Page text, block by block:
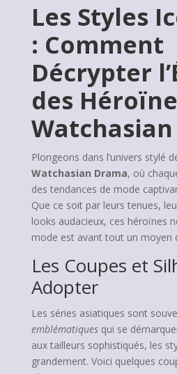
Les Styles
: Comment
Décrypter
des
Plongeons dans l’univers stylé
Watchasian Drama, où
des tendances de mode
Que ce soit par leurs tenues,
looks audacieux, ces héroïnes
mode est avant tout un moyen
Les Coupes et
Adopter
Les séries asiatiques sont
emblématiquesqui se
aux tailleurs sophistiqués, les
grandement. Voici quelques